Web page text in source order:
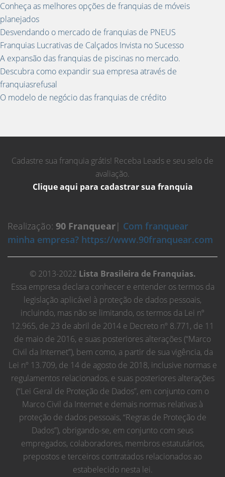
Conheça as melhores opções de franquias de móveis
planejados
Desvendando o mercado de franquias de PNEUS
Franquias Lucrativas de Calçados Invista no Sucesso
A expansão das franquias de piscinas no mercado.
Descubra como expandir sua empresa através de
franquiasrefusal
O modelo de negócio das franquias de crédito
Cadastre sua franquia grátis! Receba Leads e seu selo de
avaliação.
Clique aqui para cadastrar sua franquia
Realização: 90 Franquear| Com franquear
minha empresa? https://www.90franquear.com
© 2013-2022 Lista Brasileira de Franquias.
Essa empresa declara conhecer e entender os termos da
legislação aplicável à proteção de dados pessoais,
incluindo, mas não se limitando, os termos da Lei nº
12.965, de 23 de abril de 2014 e Decreto nº 8.771, de 11
de maio de 2016, e suas posteriores alterações (“Marco
Civil da Internet”), bem como, a partir de sua vigência, da
Lei nº 13.709, de 14 de agosto de 2018, inclusive normas e
regulamentos relacionados, e suas posteriores alterações
(“Lei Geral de Proteção de Dados”, em conjunto com o
Marco Civil da Internet e demais normas relativas à
proteção de dados pessoais, “Regras de Proteção de
Dados”), obrigando-se, em conjunto com seus
empregados, colaboradores, membros estatutários,
prepostos e terceiros contratados relacionados ao
estabelecido nesta lei.